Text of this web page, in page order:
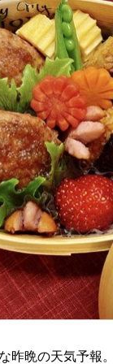
昨晩の天気予報